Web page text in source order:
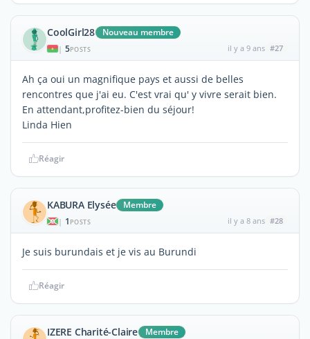
CoolGirl28 Nouveau membre
| 5POSTS il y a 9 ans #27
Ah ça oui un magnifique pays et aussi de belles
rencontres que j'ai eu. C'est vrai qu' y vivre serait bien.
En attendant,profitez-bien du séjour!
Linda Hien
Réagir
KABURA Elysée Membre
| 1 POSTS il y a 8 ans #28
Je suis burundais et je vis au Burundi
Réagir
IZERE Charité-Claire Membre